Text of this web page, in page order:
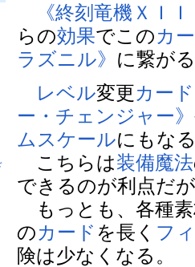
《終刻竜機ＸＩ
らの効果でこのカ
ラズニル》 に繋が
レベル変更カード
ー・チェンジャー》
ムスケールにもな
こちらは装備魔法
できるのが利点だ
もっとも、各種
のカード を長く フ
険は少なくなる。